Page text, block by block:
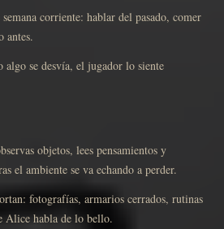
corriente: hablar del pasado, comer
antes.
algo se desvía, el jugador lo siente
objetos, lees pensamientos y
el ambiente se va echando a perder.
fotografías, armarios cerrados, rutinas
Alice habla de lo bello.